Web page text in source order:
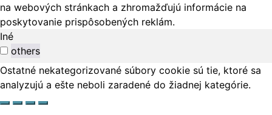
na webových stránkach a zhromažďujú informácie na
poskytovanie prispôsobených reklám.
Iné
others
Ostatné nekategorizované súbory cookie sú tie, ktoré sa
analyzujú a ešte neboli zaradené do žiadnej kategórie.